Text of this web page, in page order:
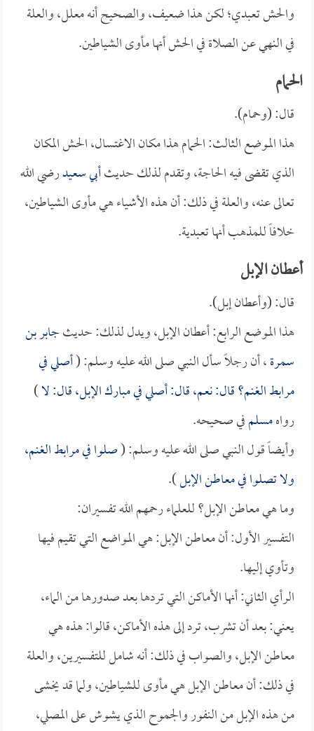
والحش تعبدي؛ لكن هذا ضعيف، والصحيح أنه معلل، والعلة
في النهي عن الصلاة في الحش أنها مأوى الشياطين.
الحمام
قال: (وحمام).
هذا الموضع الثالث: الحمام هذا مكان الاغتسال، الحش المكان
الذي تقضى فيه الحاجة، وتقدم لذلك حديثأبي سعيدرضي الله
تعالى عنه، والعلة في ذلك: أن هذه الأشياء هي مأوى الشياطين،
خلافاً للمذهب أنها تعبدية.
أعطان الإبل
قال: (وأعطان إبل).
هذا الموضع الرابع: أعطان الإبل، ويدل لذلك: حديثجابر بن
سمرة، أن رجلاً سأل النبي صلى الله عليه وسلم: (أصلي في
مرابط الغنم؟ قال: نعم، قال: أصلي في مبارك الإبل، قال: لا)
رواهمسلمفي صحيحه.
وأيضاً قول النبي صلى الله عليه وسلم: (صلوا في مرابط الغنم،
ولا تصلوا في معاطن الإبل).
وما هي معاطن الإبل؟ للعلماء رحمهم الله تفسيران:
التفسير الأول: أن معاطن الإبل: هي المواضع التي تقيم فيها
وتأوي إليها.
الرأي الثاني: أنها الأماكن التي تردها بعد صدورها من الماء،
يعني: بعد أن تشرب، ترد إلى هذه الأماكن، قالوا: هذه هي
معاطن الإبل، والصواب في ذلك: أنه شامل للتفسيرين، والعلة
في ذلك: أن معاطن الإبل هي مأوى للشياطين، ولما قد يخشى
من هذه الإبل من النفور والجموح الذي يشوش على المصلي،